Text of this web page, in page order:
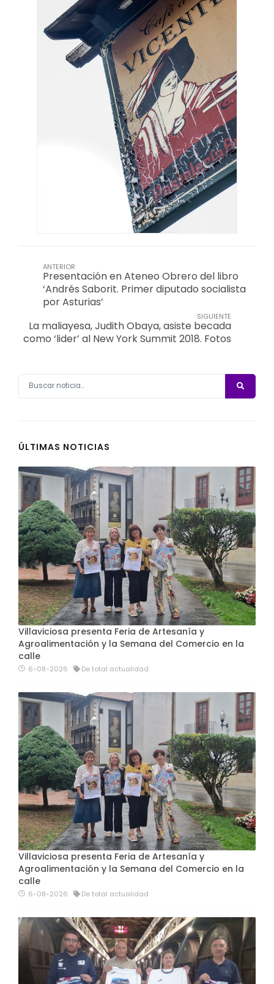
ANTERIOR
Presentación en Ateneo Obrero del libro
‘Andrés Saborit. Primer diputado socialista
por Asturias’
SIGUIENTE
La maliayesa, Judith Obaya, asiste becada
como ‘lider’ al New York Summit 2018. Fotos
ÚLTIMAS NOTICIAS
Villaviciosa presenta Feria de Artesanía y
Agroalimentación y la Semana del Comercio en la
calle
6-08-2026 De total actualidad
Villaviciosa presenta Feria de Artesanía y
Agroalimentación y la Semana del Comercio en la
calle
6-08-2026 De total actualidad